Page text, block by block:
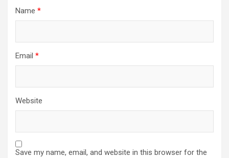
Name *
Email *
Website
Save my name, email, and website in this browser for the